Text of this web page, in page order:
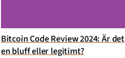
Bitcoin Code Review 2024: Är det
en bluff eller legitimt?